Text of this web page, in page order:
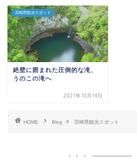
宮崎県観光スポット
絶壁に囲まれた圧倒的な滝、
うのこの滝へ
2021年10月14日
HOME Blog 宮崎県観光スポット